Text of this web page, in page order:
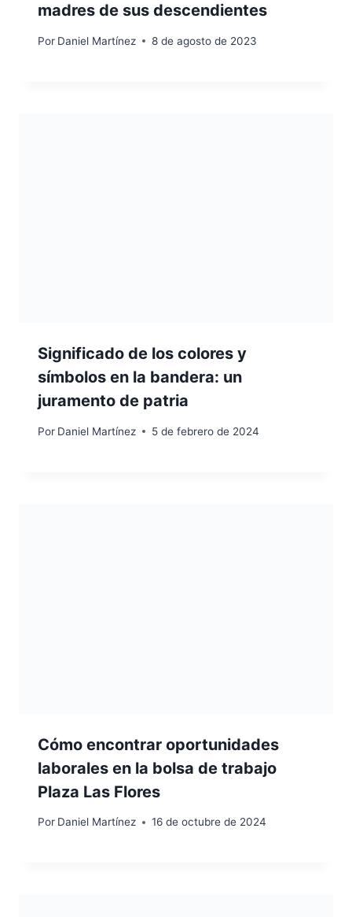
madres de sus descendientes
Por Daniel Martínez 8 de agosto de 2023
Significado de los colores y
símbolos en la bandera: un
juramento de patria
Por Daniel Martínez 5 de febrero de 2024
Cómo encontrar oportunidades
laborales en la bolsa de trabajo
Plaza Las Flores
Por Daniel Martínez 16 de octubre de 2024